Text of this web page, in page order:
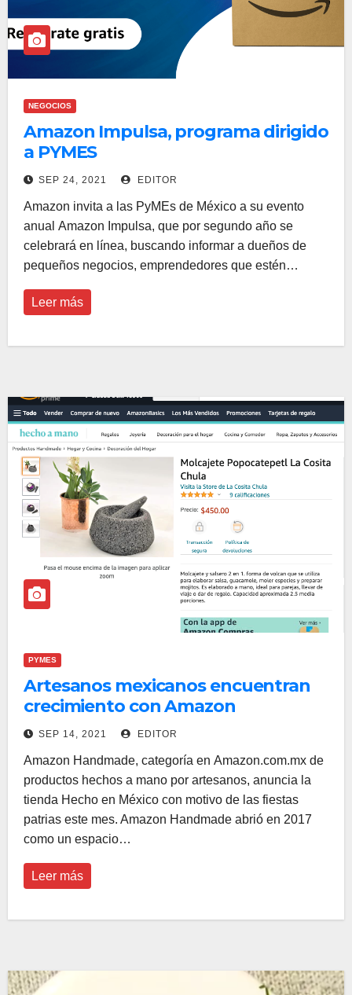
NEGOCIOS
Amazon Impulsa, programa dirigido
a PYMES
SEP 24, 2021 EDITOR
Amazon invita a las PyMEs de México a su evento
anual Amazon Impulsa, que por segundo año se
celebrará en línea, buscando informar a dueños de
pequeños negocios, emprendedores que estén…
Leer más
PYMES
Artesanos mexicanos encuentran
crecimiento con Amazon
Handmade
SEP 14, 2021 EDITOR
Amazon Handmade, categoría en Amazon.com.mx de
productos hechos a mano por artesanos, anuncia la
tienda Hecho en México con motivo de las fiestas
patrias este mes. Amazon Handmade abrió en 2017
como un espacio…
Leer más